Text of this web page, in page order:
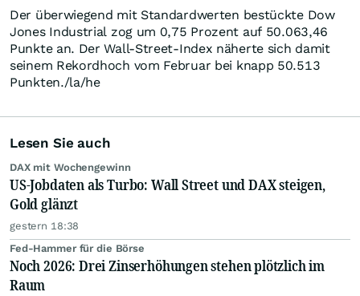
Der überwiegend mit Standardwerten bestückte Dow
Jones Industrial zog um 0,75 Prozent auf 50.063,46
Punkte an. Der Wall-Street-Index näherte sich damit
seinem Rekordhoch vom Februar bei knapp 50.513
Punkten./la/he
Lesen Sie auch
DAX mit Wochengewinn
US-Jobdaten als Turbo: Wall Street und DAX steigen,
Gold glänzt
gestern 18:38
Fed-Hammer für die Börse
Noch 2026: Drei Zinserhöhungen stehen plötzlich im
Raum